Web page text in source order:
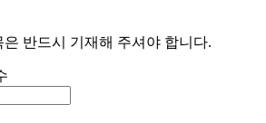
은 반드시 기재해 주셔야 합니다.